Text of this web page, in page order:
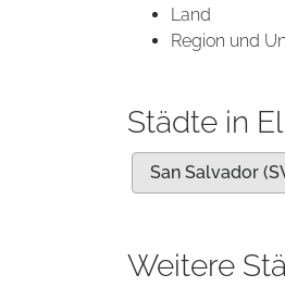
Land
Region und
Städte in
San Salvador
Weitere